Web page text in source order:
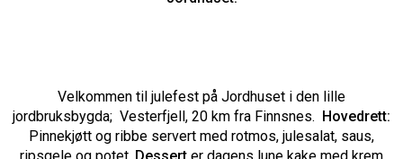
Velkommen til julefest på Jordhuset i den lille
jordbruksbygda; Vesterfjell, 20 km fra Finnsnes. Hovedrett:
Pinnekjøtt og ribbe servert med rotmos, julesalat, saus,